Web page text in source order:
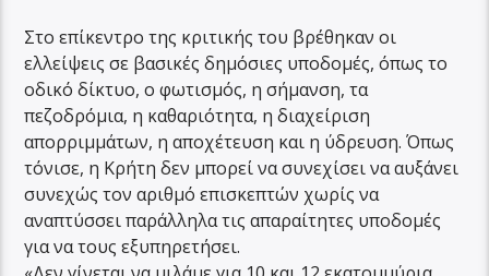
Στο επίκεντρο της κριτικής του βρέθηκαν οι
ελλείψεις σε βασικές δημόσιες υποδομές, όπως το
οδικό δίκτυο, ο φωτισμός, η σήμανση, τα
πεζοδρόμια, η καθαριότητα, η διαχείριση
απορριμμάτων, η αποχέτευση και η ύδρευση. Όπως
τόνισε, η Κρήτη δεν μπορεί να συνεχίσει να αυξάνει
συνεχώς τον αριθμό επισκεπτών χωρίς να
αναπτύσσει παράλληλα τις απαραίτητες υποδομές
για να τους εξυπηρετήσει.